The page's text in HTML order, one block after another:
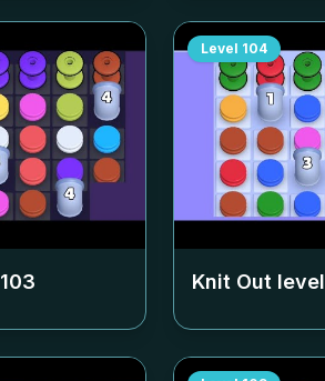
103
Level 104
Knit Out level